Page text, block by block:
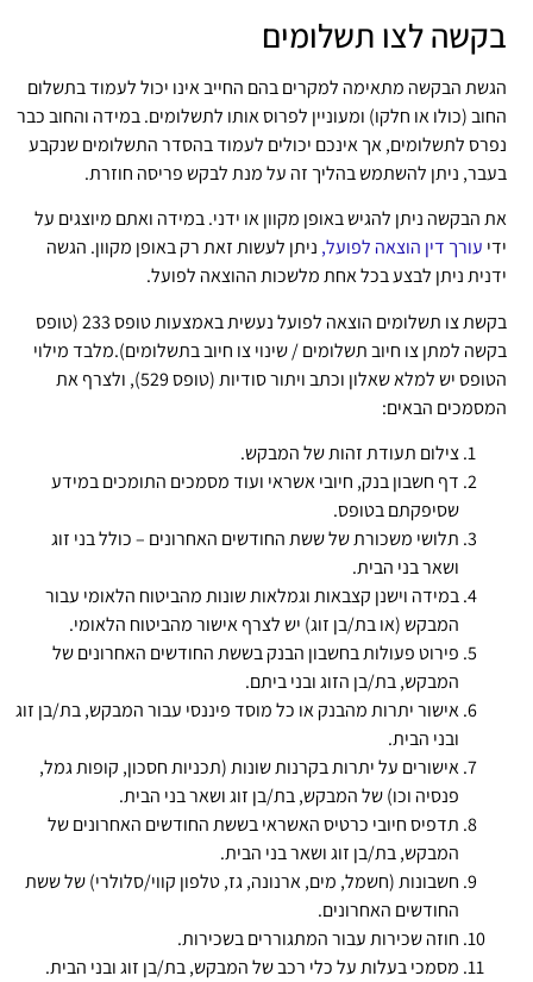
בקשה לצו תשלומים
הגשת הבקשה מתאימה למקרים בהם החייב אינו יכול לעמוד בתשלום
החוב (כולו או חלקו) ומעוניין לפרוס אותו לתשלומים. במידה והחוב כבר
נפרס לתשלומים, אך אינכם יכולים לעמוד בהסדר התשלומים שנקבע
בעבר, ניתן להשתמש בהליך זה על מנת לבקש פריסה חוזרת.
את הבקשה ניתן להגיש באופן מקוון או ידני. במידה ואתם מיוצגים על
ידי עורך דין הוצאה לפועל, ניתן לעשות זאת רק באופן מקוון. הגשה
ידנית ניתן לבצע בכל אחת מלשכות ההוצאה לפועל.
בקשת צו תשלומים הוצאה לפועל נעשית באמצעות טופס 233 (טופס
בקשה למתן צו חיוב תשלומים / שינוי צו חיוב בתשלומים).מלבד מילוי
הטופס יש למלא שאלון וכתב ויתור סודיות (טופס 529), ולצרף את
המסמכים הבאים:
צילום תעודת זהות של המבקש.
דף חשבון בנק, חיובי אשראי ועוד מסמכים התומכים במידע
שסיפקתם בטופס.
תלושי משכורת של ששת החודשים האחרונים – כולל בני זוג
ושאר בני הבית.
במידה וישנן קצבאות וגמלאות שונות מהביטוח הלאומי עבור
המבקש (או בת/בן זוג) יש לצרף אישור מהביטוח הלאומי.
פירוט פעולות בחשבון הבנק בששת החודשים האחרונים של
המבקש, בת/בן הזוג ובני ביתם.
אישור יתרות מהבנק או כל מוסד פיננסי עבור המבקש, בת/בן זוג
ובני הבית.
אישורים על יתרות בקרנות שונות (תכניות חסכון, קופות גמל,
פנסיה וכו) של המבקש, בת/בן זוג ושאר בני הבית.
תדפיס חיובי כרטיס האשראי בששת החודשים האחרונים של
המבקש, בת/בן זוג ושאר בני הבית.
חשבונות (חשמל, מים, ארנונה, גז, טלפון קווי/סלולרי) של ששת
החודשים האחרונים.
חוזה שכירות עבור המתגוררים בשכירות.
מסמכי בעלות על כלי רכב של המבקש, בת/בן זוג ובני הבית.